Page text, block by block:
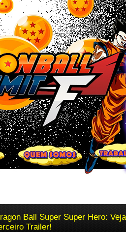
Ball Super Super Hero:
Trailer!